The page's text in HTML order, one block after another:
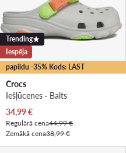
papildu -35% Kods: LAST
Trending
Iespēja
Crocs
Iešļūcenes · Balts
Pašreizējā cena
34,99€
Regulārā cena44,99 €
Zemākā cena38,99 €